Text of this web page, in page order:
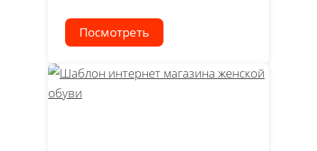
Посмотреть